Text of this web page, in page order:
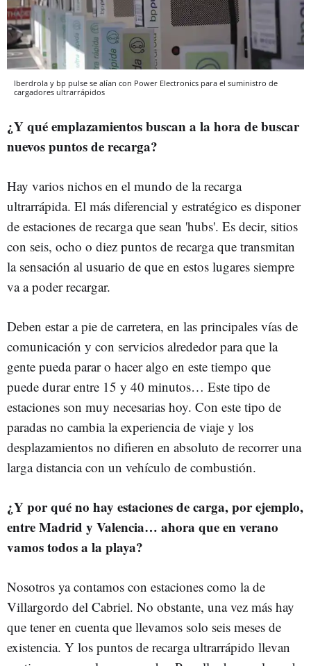
Iberdrola y bp pulse se alían con Power Electronics para el suministro de
cargadores ultrarrápidos
¿Y qué emplazamientos buscan a la hora de buscar
nuevos puntos de recarga?
Hay varios nichos en el mundo de la recarga
ultrarrápida. El más diferencial y estratégico es disponer
de estaciones de recarga que sean 'hubs'. Es decir, sitios
con seis, ocho o diez puntos de recarga que transmitan
la sensación al usuario de que en estos lugares siempre
va a poder recargar.
Deben estar a pie de carretera, en las principales vías de
comunicación y con servicios alrededor para que la
gente pueda parar o hacer algo en este tiempo que
puede durar entre 15 y 40 minutos… Este tipo de
estaciones son muy necesarias hoy. Con este tipo de
paradas no cambia la experiencia de viaje y los
desplazamientos no difieren en absoluto de recorrer una
larga distancia con un vehículo de combustión.
¿Y por qué no hay estaciones de carga, por ejemplo,
entre Madrid y Valencia… ahora que en verano
vamos todos a la playa?
Nosotros ya contamos con estaciones como la de
Villargordo del Cabriel. No obstante, una vez más hay
que tener en cuenta que llevamos solo seis meses de
existencia. Y los puntos de recarga ultrarrápido llevan